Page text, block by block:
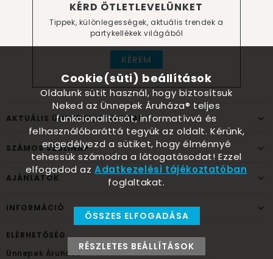
KÉRD ÖTLETLEVELÜNKET
Tippek, különlegességek, aktuális trendek a
partykellékek világából
KÉREM
AKTUÁLIS ÜNNEPEK, ALKALMAK
SZÁMOS SZÜLINAP
AJÁNLATOK
INFORMÁCIÓ
ELÉRHETŐSÉG
Ünnepek Áruháza
Cookie(süti) beállítások
Oldalunk sütit használ, hogy biztosítsuk
Neked az Ünnepek Áruháza® teljes
funkcionalitását, informatívvá és
felhasználóbaráttá tegyük az oldalt. Kérünk,
engedélyezd a sütiket, hogy élménnyé
tehessük számodra a látogatásodat! Ezzel
elfogadod azAdatkezelési tájékoztatóban
foglaltakat.
ÖSSZES ELFOGADÁSA
RÉSZLETES BEÁLLÍTÁSOK